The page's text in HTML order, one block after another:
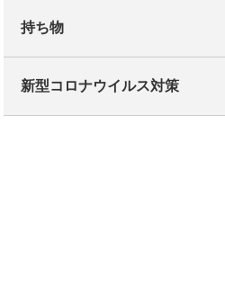
持ち物
新型コロナウイルス対策